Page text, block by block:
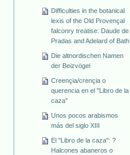
Difficulties in the botanical
lexis of the Old Provençal
falconry treatise: Daude de
Pradas and Adelard of Bath
Die altnordischen Namen
der Beizvögel
Creençia/crençia o
querencia en el "Libro de la
caza"
Unos pocos arabismos
más del siglo XIII
El "Libro de la caza": ?
Halcones abaneros o